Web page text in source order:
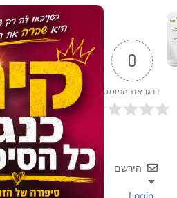
0
דרגו את הפוסט
הירשם